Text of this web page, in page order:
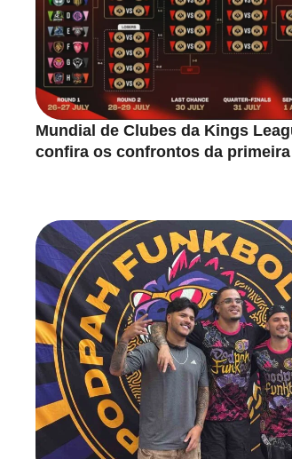
Mundial de Clubes da Kings
confira os confrontos da